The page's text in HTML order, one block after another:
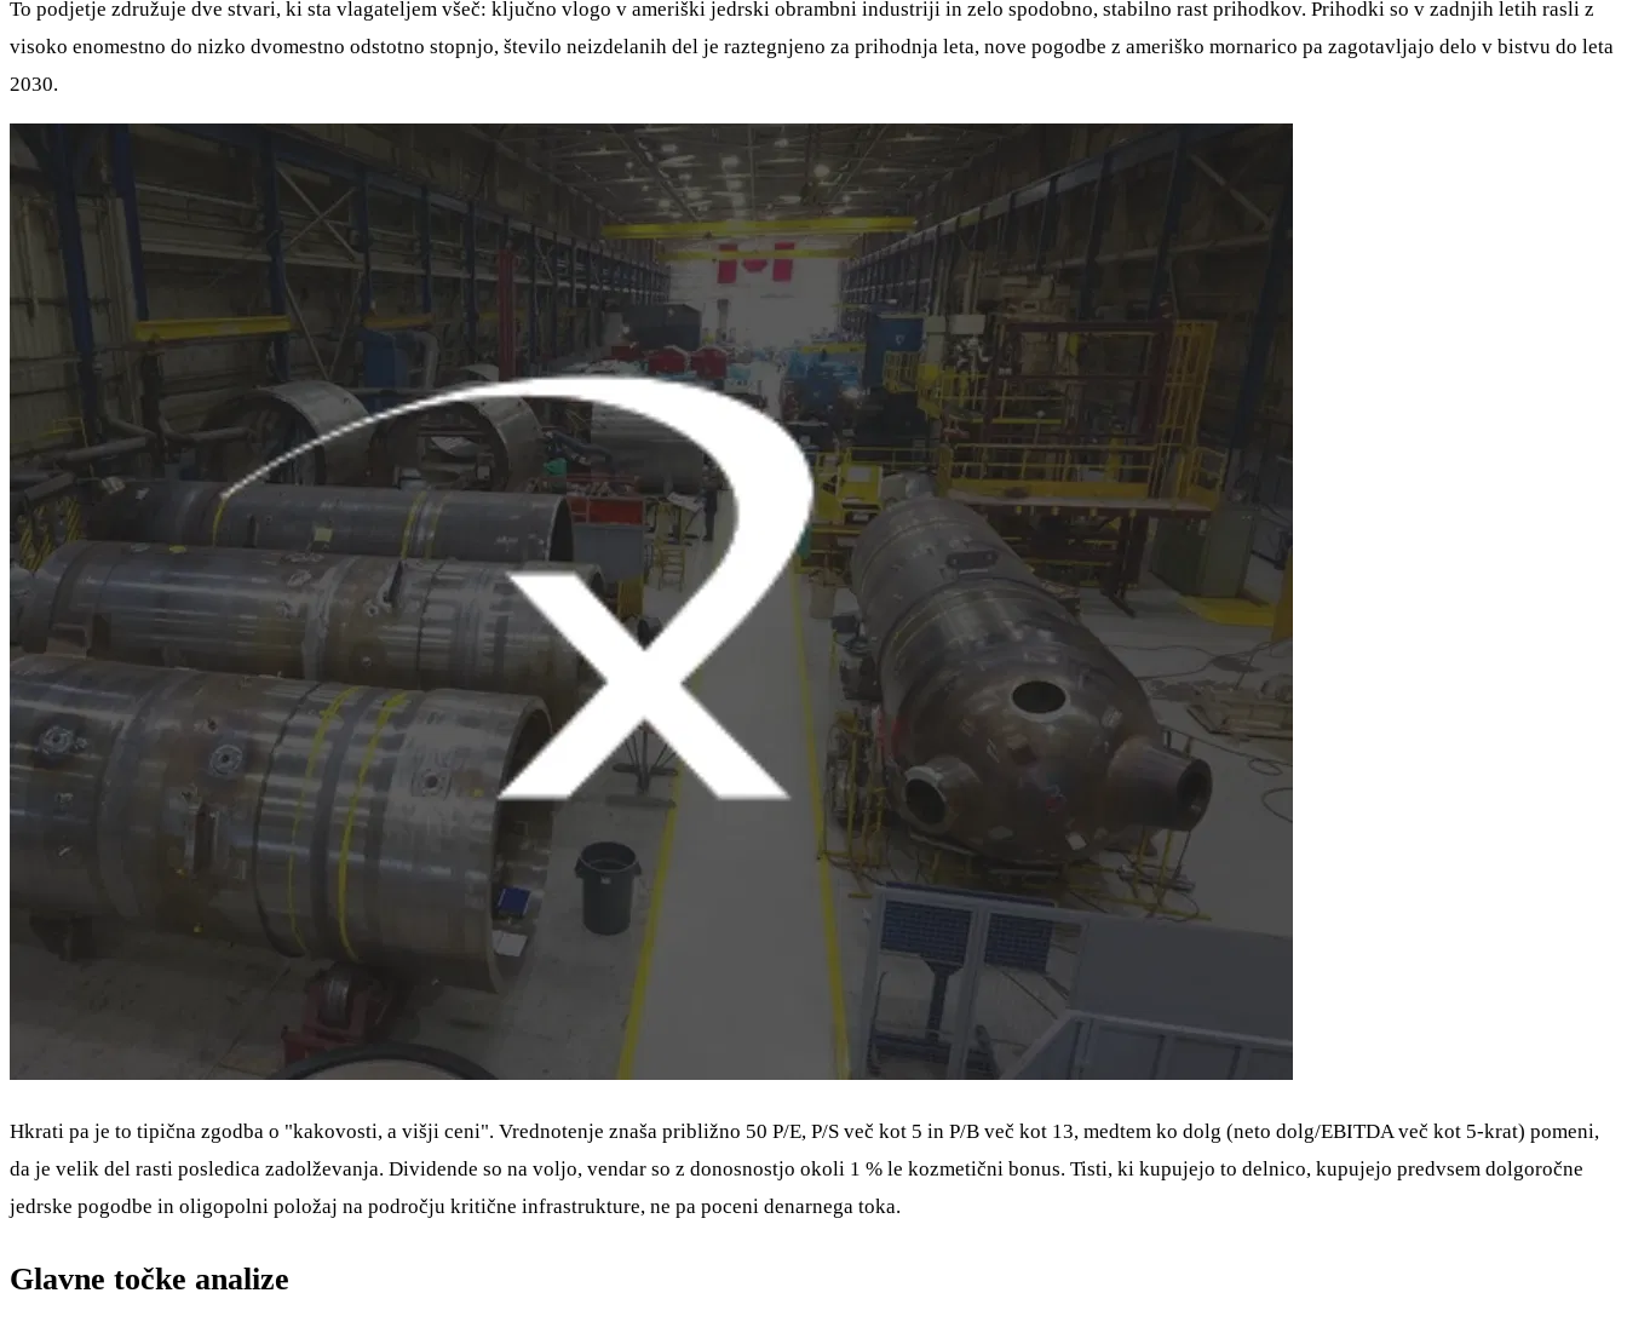
To podjetje združuje dve stvari, ki sta vlagateljem všeč: ključno vlogo v ameriški jedrski obrambni industriji in zelo spodobno, stabilno rast prihodkov. Prihodki so v zadnjih letih rasli z
visoko enomestno do nizko dvomestno odstotno stopnjo, število neizdelanih del je raztegnjeno za prihodnja leta, nove pogodbe z ameriško mornarico pa zagotavljajo delo v bistvu do leta
2030.
Hkrati pa je to tipična zgodba o "kakovosti, a višji ceni". Vrednotenje znaša približno 50 P/E, P/S več kot 5 in P/B več kot 13, medtem ko dolg (neto dolg/EBITDA več kot 5-krat) pomeni,
da je velik del rasti posledica zadolževanja. Dividende so na voljo, vendar so z donosnostjo okoli 1 % le kozmetični bonus. Tisti, ki kupujejo to delnico, kupujejo predvsem dolgoročne
jedrske pogodbe in oligopolni položaj na področju kritične infrastrukture, ne pa poceni denarnega toka.
Glavne točke analize